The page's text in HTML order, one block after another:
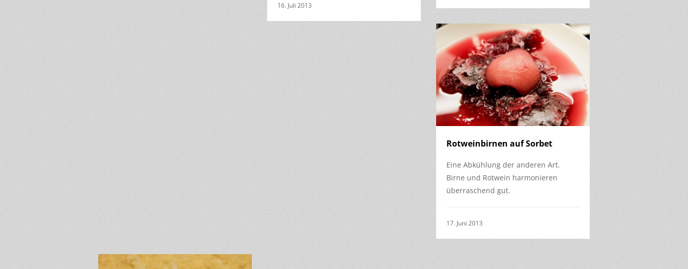
16. Juli 2013
Rotweinbirnen auf Sorbet
Eine Abkühlung der anderen Art.
Birne und Rotwein harmonieren
überraschend gut.
17. Juni 2013